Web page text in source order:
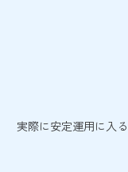
実際に安定運用に入